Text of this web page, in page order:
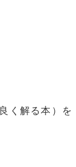
く解る本）を